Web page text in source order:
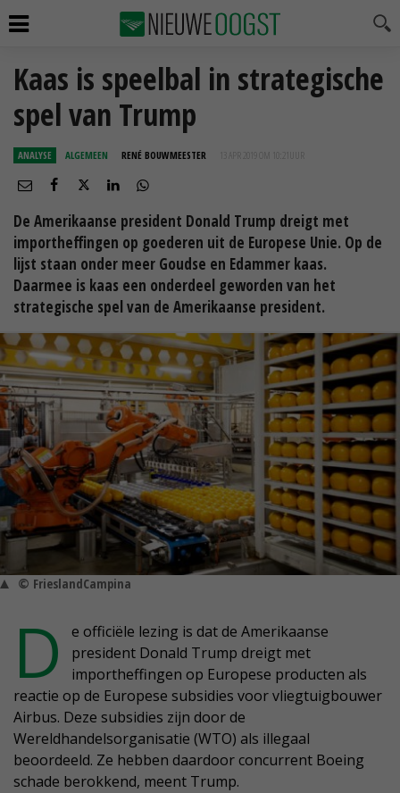
Kaas is speelbal in strategische
spel van Trump
ANALYSE ALGEMEEN RENÉ BOUWMEESTER 13 APR 2019 OM 10:21
De Amerikaanse president Donald Trump dreigt met
importheffingen op goederen uit de Europese Unie. Op de
lijst staan onder meer Goudse en Edammer kaas.
Daarmee is kaas een onderdeel geworden van het
strategische spel van de Amerikaanse president.
© FrieslandCampina
D
e officiële lezing is dat de Amerikaanse
president Donald Trump dreigt met
importheffingen op Europese producten als
reactie op de Europese subsidies voor vliegtuigbouwer
Airbus. Deze subsidies zijn door de
Wereldhandelsorganisatie (WTO) als illegaal
beoordeeld. Ze hebben daardoor concurrent Boeing
schade berokkend, meent Trump.